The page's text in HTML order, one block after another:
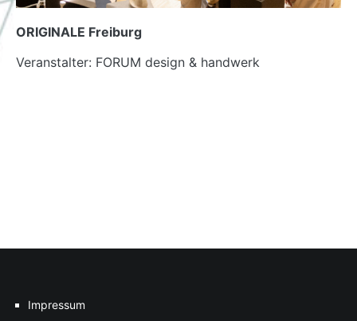
ORIGINALE Freiburg
Veranstalter: FORUM design & handwerk
Impressum